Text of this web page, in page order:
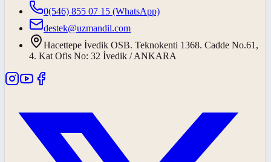
0(546) 855 07 15 (WhatsApp)
destek@uzmandil.com
Hacettepe İvedik OSB. Teknokenti 1368. Cadde No.61,
4. Kat Ofis No: 32 İvedik / ANKARA